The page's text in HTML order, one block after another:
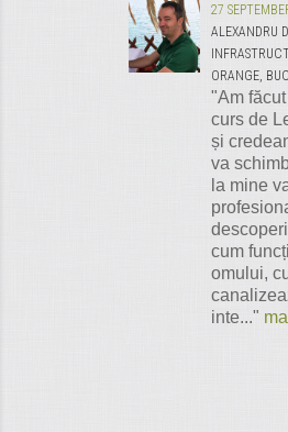
27
ALEXANDRU
ORANGE,
"Am
curs de
și
va
la mine
cum
omului,
inte..."